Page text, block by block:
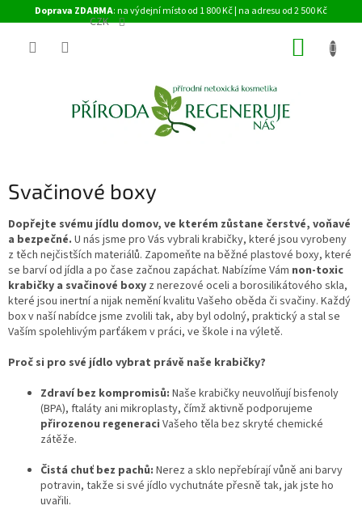
na
Doprava ZDARMA: na výdejní místo od 1 800 Kč | na adresu od 2 500 Kč
CZK
Svačinové boxy
Dopřejte svému jídlu domov, ve kterém zůstane čerstvé, voňavé
a bezpečné. U nás jsme pro Vás vybrali krabičky, které jsou vyrobeny
z těch nejčistších materiálů. Zapomeňte na běžné plastové boxy, které
se barví od jídla a po čase začnou zapáchat. Nabízíme Vám non-toxic
krabičky a svačinové boxy z nerezové oceli a borosilikátového skla,
které jsou inertní a nijak nemění kvalitu Vašeho oběda či svačiny. Každý
box v naší nabídce jsme zvolili tak, aby byl odolný, praktický a stal se
Vaším spolehlivým parťákem v práci, ve škole i na výletě.
Proč si pro své jídlo vybrat právě naše krabičky?
Zdraví bez kompromisů: Naše krabičky neuvolňují bisfenoly
(BPA), ftaláty ani mikroplasty, čímž aktivně podporujeme
přirozenou regeneraci Vašeho těla bez skryté chemické
zátěže.
Čistá chuť bez pachů: Nerez a sklo nepřebírají vůně ani barvy
potravin, takže si své jídlo vychutnáte přesně tak, jak jste ho
uvařili.